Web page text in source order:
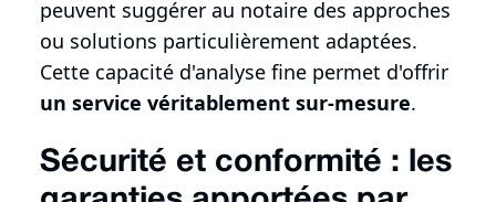
peuvent suggérer au notaire des approches
ou solutions particulièrement adaptées.
Cette capacité d'analyse fine permet d'offrir
un service véritablement sur-mesure.
Sécurité et conformité : les